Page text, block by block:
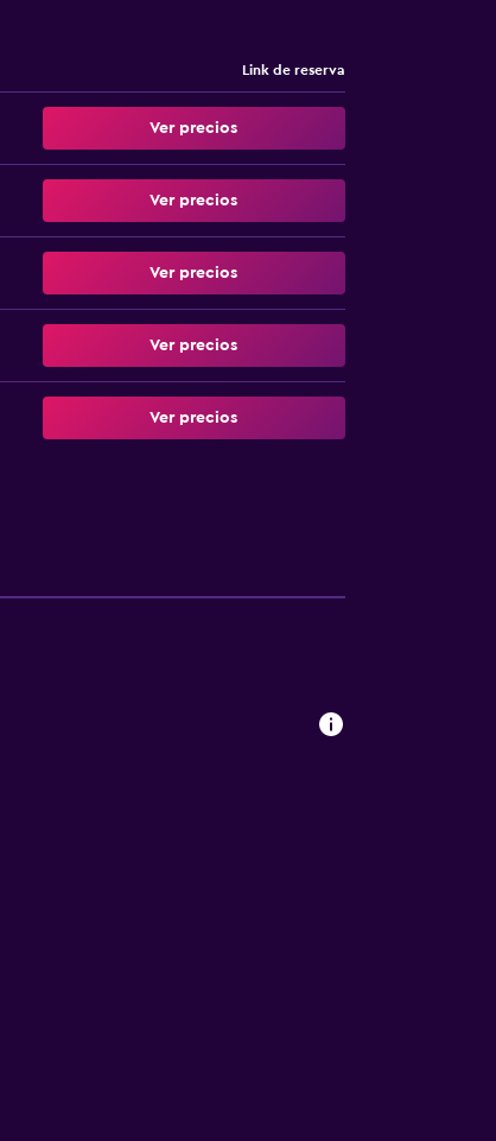
Link de reserva
Ver precios
Ver precios
Ver precios
Ver precios
Ver precios